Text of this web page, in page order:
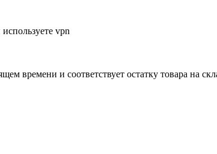
vpn
времени и соответствует остатку товара на